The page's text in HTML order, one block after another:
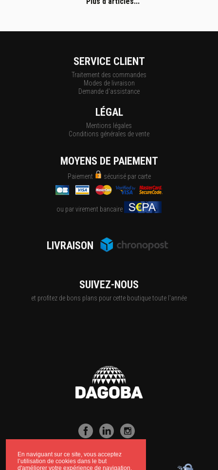
En naviguant sur ce site, vous acceptez
l’utilisation de cookies dans le but
d'améliorer votre expérience de navigation.
SERVICE CLIENT
Traitement des commandes
Modes de livraison
Demande d'assistance
LÉGAL
Mentions légales
Conditions générales de vente
MOYENS DE PAIEMENT
Paiement sécurisé par carte
ou par virement bancaire
LIVRAISON
SUIVEZ-NOUS
et profitez de bons plans pour cette boutique toute l'année